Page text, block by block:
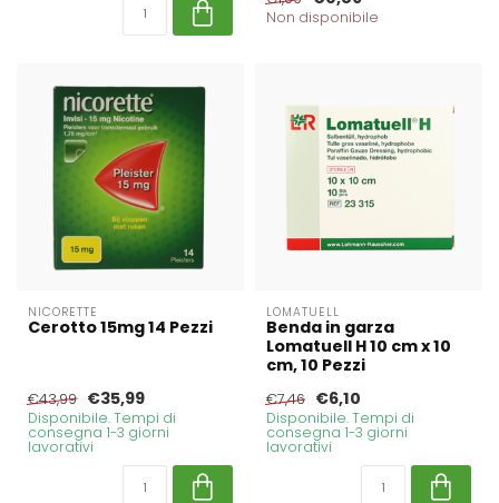
Non disponibile
NICORETTE
Cerotto 15mg 14 Pezzi
€43,99 €35,99
Disponibile. Tempi di
consegna 1-3 giorni
lavorativi
LOMATUELL
Benda in garza
Lomatuell H 10 cm x 10
cm, 10 Pezzi
€7,46 €6,10
Disponibile. Tempi di
consegna 1-3 giorni
lavorativi